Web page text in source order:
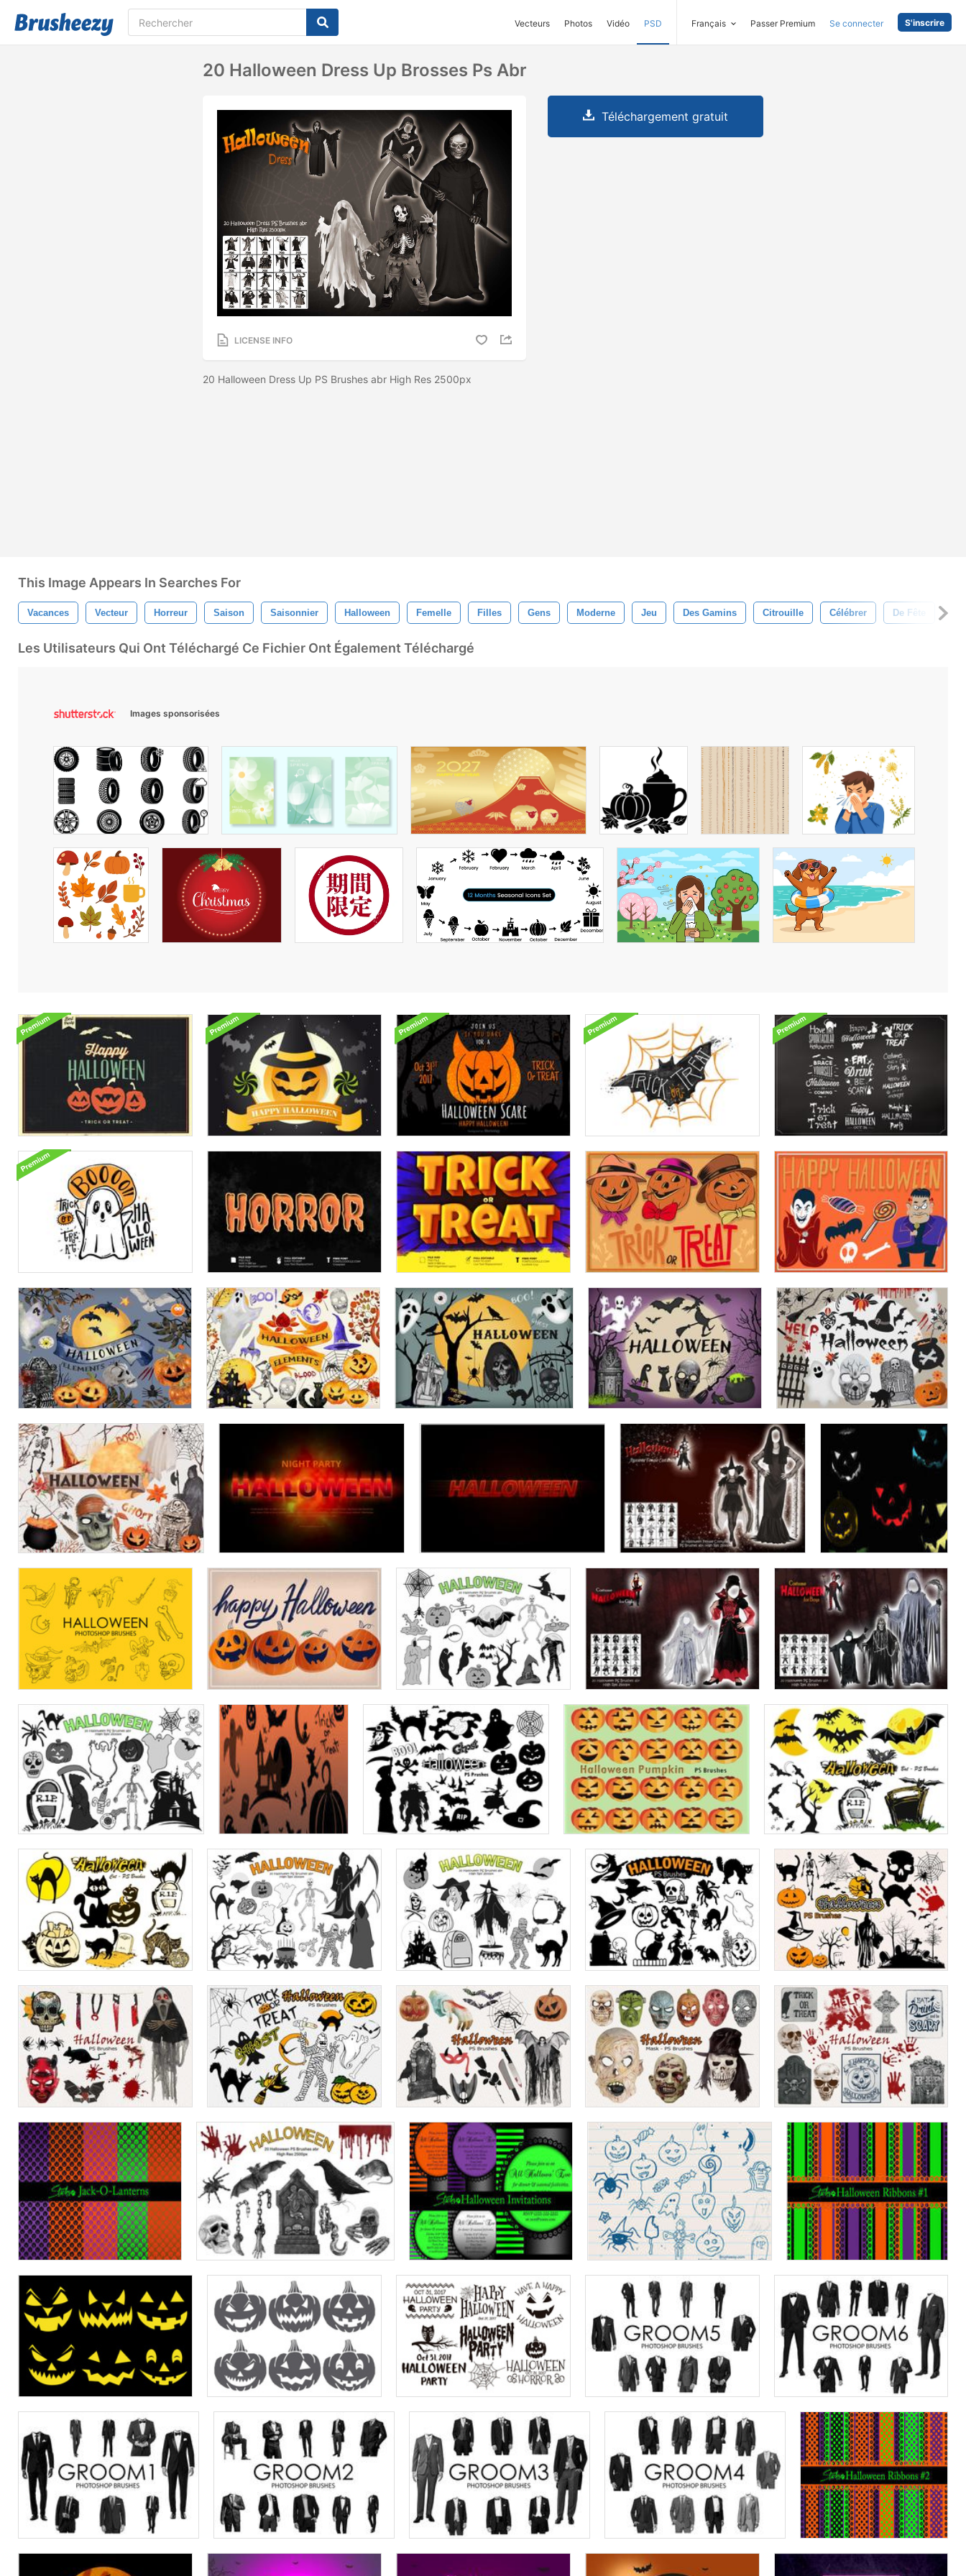
Vecteurs Photos Vidéo PSD Français Passer Premium Se connecter S'inscrire
20 Halloween Dress Up Brosses Ps Abr
LICENSE INFO
20 Halloween Dress Up PS Brushes abr High Res 2500px
Téléchargement gratuit
This Image Appears In Searches For
Vacances Vecteur Horreur Saison Saisonnier Halloween Femelle Filles Gens Moderne Jeu Des Gamins Citrouille Célébrer De Fête
Les Utilisateurs Qui Ont Téléchargé Ce Fichier Ont Également Téléchargé
Images sponsorisées